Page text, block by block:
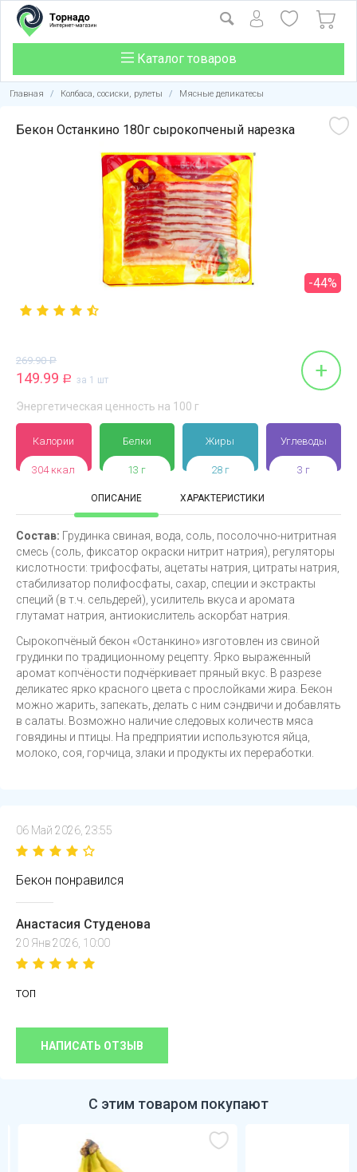
Каталог товаров
Главная / Колбаса, сосиски, рулеты / Мясные деликатесы
Бекон Останкино 180г сырокопченый нарезка
-44%
269.90 Р
149.99 Р за 1 шт +
Энергетическая ценность на 100 г
Калории
304 ккал
Белки
13 г
Жиры
28 г
Углеводы
3 г
ОПИСАНИЕ ХАРАКТЕРИСТИКИ
Состав: Грудинка свиная, вода, соль, посолочно-нитритная
смесь (соль, фиксатор окраски нитрит натрия), регуляторы
кислотности: трифосфаты, ацетаты натрия, цитраты натрия,
стабилизатор полифосфаты, сахар, специи и экстракты
специй (в т.ч. сельдерей), усилитель вкуса и аромата
глутамат натрия, антиокислитель аскорбат натрия.
Сырокопчёный бекон «Останкино» изготовлен из свиной
грудинки по традиционному рецепту. Ярко выраженный
аромат копчёности подчёркивает пряный вкус. В разрезе
деликатес ярко красного цвета с прослойками жира. Бекон
можно жарить, запекать, делать с ним сэндвичи и добавлять
в салаты. Возможно наличие следовых количеств мяса
говядины и птицы. На предприятии используются яйца,
молоко, соя, горчица, злаки и продукты их переработки.
06 Май 2026, 23:55
Бекон понравился
Анастасия Студенова
20 Янв 2026, 10:00
топ
НАПИСАТЬ ОТЗЫВ
С этим товаром покупают